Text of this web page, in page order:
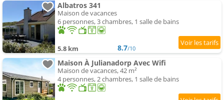
Albatros 341
Maison de vacances
6 personnes, 3 chambres, 1 salle de bains
5.8 km 8.7/10
Maison À Julianadorp Avec Wifi
Maison de vacances, 42 m²
4 personnes, 2 chambres, 1 salle de bains